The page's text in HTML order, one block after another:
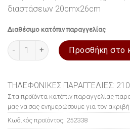
διαστάσεων 20cmx26cm
Διαθέσιμο κατόπιν παραγγελίας
Εικόνα ασημένια Ο Άγιος Σπυρίδων
Προσθήκη στο
ΤΗΛΕΦΩΝΙΚΕΣ ΠΑΡΑΓΓΕΛΙΕΣ:
Στα προϊόντα κατόπιν παραγγελίας
μας να σας ενημερώσουμε για τον ακριβή
Κωδικός προϊόντος: 252338